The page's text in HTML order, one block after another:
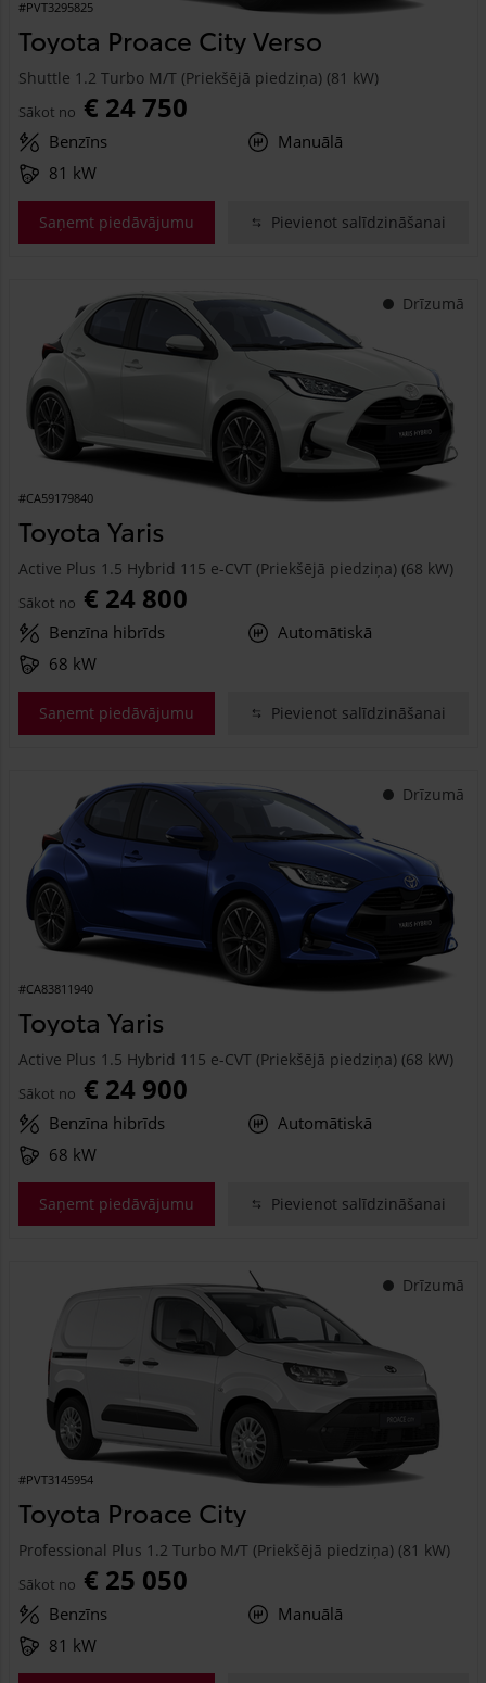
#PVT3295825
Toyota Proace City Verso
Shuttle 1.2 Turbo M/T (Priekšējā piedziņa) (81 kW)
Sākot no € 24 750
Benzīns
Manuālā
81 kW
Saņemt piedāvājumu Pievienot salīdzināšanai
Drīzumā
#CA59179840
Toyota Yaris
Active Plus 1.5 Hybrid 115 e-CVT (Priekšējā piedziņa) (68 kW)
Sākot no € 24 800
Benzīna hibrīds
Automātiskā
68 kW
Saņemt piedāvājumu Pievienot salīdzināšanai
Drīzumā
#CA83811940
Toyota Yaris
Active Plus 1.5 Hybrid 115 e-CVT (Priekšējā piedziņa) (68 kW)
Sākot no € 24 900
Benzīna hibrīds
Automātiskā
68 kW
Saņemt piedāvājumu Pievienot salīdzināšanai
Drīzumā
#PVT3145954
Toyota Proace City
Professional Plus 1.2 Turbo M/T (Priekšējā piedziņa) (81 kW)
Sākot no € 25 050
Benzīns
Manuālā
81 kW